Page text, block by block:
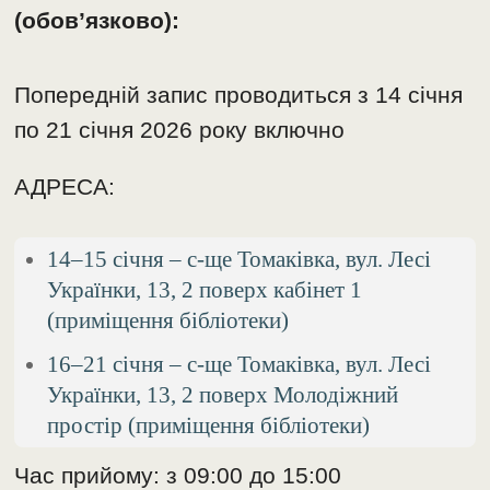
(обов’язково):
Попередній запис проводиться з 14 cічня
по 21 січня 2026 року включно
АДРЕСА:
14–15 січня – с-ще Томаківка, вул. Лесі
Українки, 13, 2 поверх кабінет 1
(приміщення бібліотеки)
16–21 січня – с-ще Томаківка, вул. Лесі
Українки, 13, 2 поверх Молодіжний
простір (приміщення бібліотеки)
Час прийому: з 09:00 до 15:00